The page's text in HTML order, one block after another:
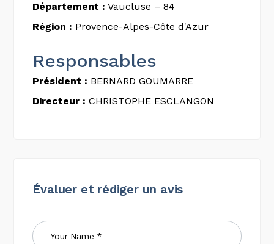
Département : Vaucluse – 84
Région : Provence-Alpes-Côte d'Azur
Responsables
Président : BERNARD GOUMARRE
Directeur : CHRISTOPHE ESCLANGON
Évaluer et rédiger un avis